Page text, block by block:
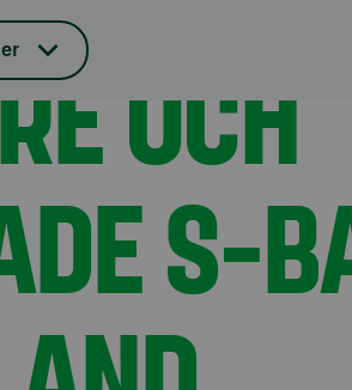
ett bland fullservicebanker
OCH
S-